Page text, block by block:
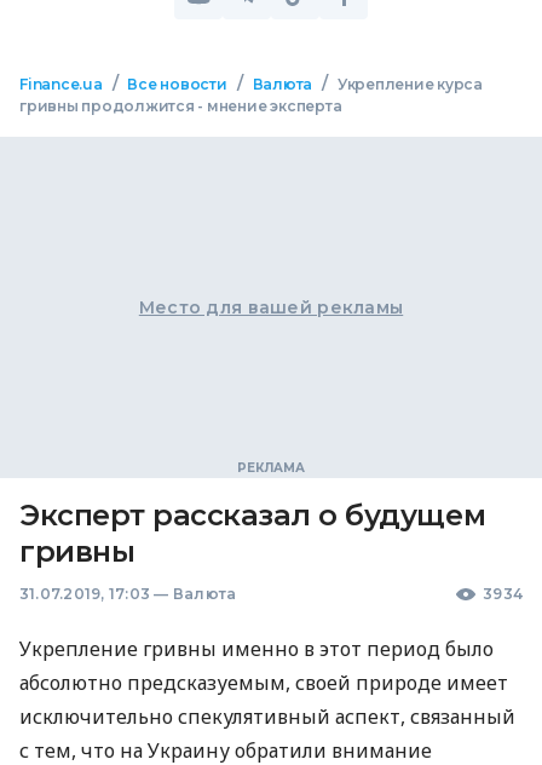
Finance.ua / Все новости / Валюта / Укрепление курса
гривны продолжится - мнение эксперта
Место для вашей рекламы
Эксперт рассказал о будущем
гривны
31.07.2019, 17:03 — Валюта 3934
Укрепление гривны именно в этот период было
абсолютно предсказуемым, своей природе имеет
исключительно спекулятивный аспект, связанный
с тем, что на Украину обратили внимание